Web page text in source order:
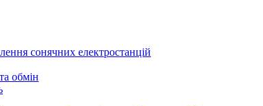
сонячних електростанцій
обмін